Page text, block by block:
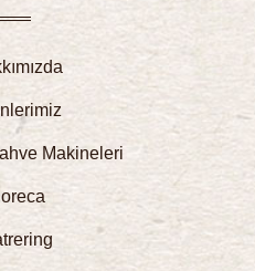
Makineleri